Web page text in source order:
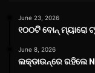
June 23, 2026
୧୦୦ଟି ବୋନ୍ ମ୍ୟାରୋ
June 8, 2026
ଲକ୍‌ଡାଉନ୍‌ରେ ରହିଲେ